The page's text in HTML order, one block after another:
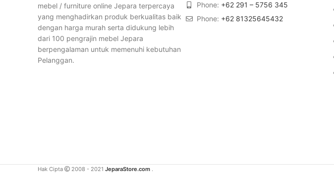
mebel / furniture online Jepara terpercaya
yang menghadirkan produk berkualitas baik
dengan harga murah serta didukung lebih
dari 100 pengrajin mebel Jepara
berpengalaman untuk memenuhi kebutuhan
Pelanggan.
Phone: +62 291 – 5756 345
Phone: +62 81325645432
Hak Cipta 2008 - 2021 JeparaStore.com .